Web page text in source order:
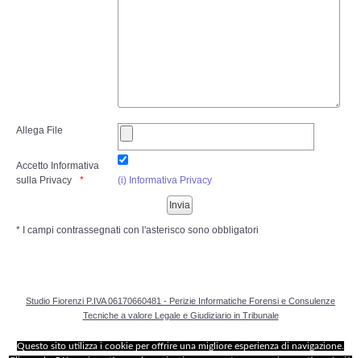
Vulnerability Assesment & Pen Test
BC & DR
Allega File
Accetto Informativa
sulla Privacy
(i) Informativa Privacy
* I campi contrassegnati con l'asterisco sono obbligatori
Studio Fiorenzi P.IVA 06170660481 - Perizie Informatiche Forensi e Consulenze
Tecniche a valore Legale e Giudiziario in Tribunale
Questo sito utilizza i cookie per offrire una migliore esperienza di navigazione.